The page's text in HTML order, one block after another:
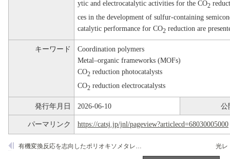
ytic and electrocatalytic activities for the CO2
ces in the development of sulfur-containing
catalytic performance for CO2 reduction are
キーワード
Coordination polymers
Metal–organic frameworks (MOFs)
CO2 reduction photocatalysts
CO2 reduction electrocatalysts
発行年月日 2026-06-10 公
パーマリンク https://catsj.jp/jnl/pageview?articlecd=68030005000
有機変換反応を志向したポリオキソメタレート光触媒の開発